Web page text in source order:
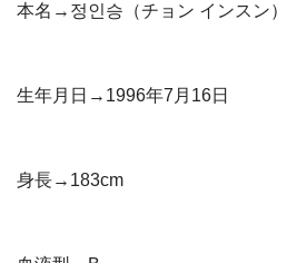
本名→정인승（チョン インスン）
生年月日→1996年7月16日
身長→183cm